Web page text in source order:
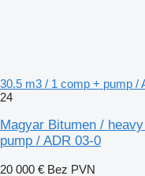
30.5 m3 / 1 comp + pump /
24
Magyar Bitumen /
pump / ADR 03-0
20 000 € Bez PVN